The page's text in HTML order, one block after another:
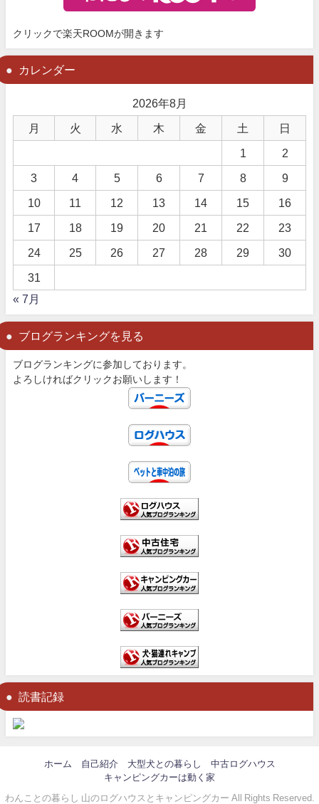
クリックで楽天ROOMが開きます
カレンダー
2026年8月
月 火 水 木 金 土 日
1 2
3 4 5 6 7 8 9
10 11 12 13 14 15 16
17 18 19 20 21 22 23
24 25 26 27 28 29 30
31
« 7月
ブログランキングを見る
ブログランキングに参加しております。
よろしければクリックお願いします！
読書記録
ホーム 自己紹介 大型犬との暮らし
中古ログハウス
キャンピングカーは動く家
わんことの暮らし 山のログハウスとキャンピングカー All Rights Reserved.